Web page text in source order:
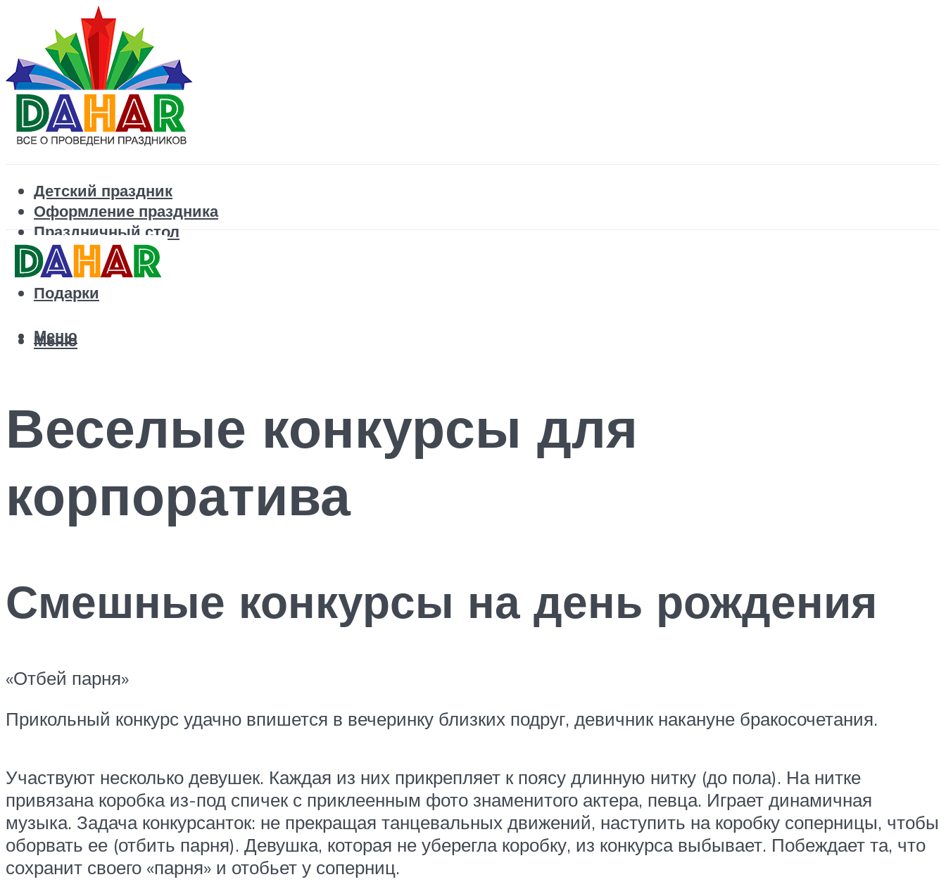
Детский праздник
Оформление праздника
Праздничный стол
Корпоратив
Поздравления
Подарки
Меню
Меню
Веселые конкурсы для
корпоратива
Смешные конкурсы на день рождения
«Отбей парня»
Прикольный конкурс удачно впишется в вечеринку близких подруг, девичник накануне бракосочетания.
Участвуют несколько девушек. Каждая из них прикрепляет к поясу длинную нитку (до пола). На нитке
привязана коробка из-под спичек с приклеенным фото знаменитого актера, певца. Играет динамичная
музыка. Задача конкурсанток: не прекращая танцевальных движений, наступить на коробку соперницы, чтобы
оборвать ее (отбить парня). Девушка, которая не уберегла коробку, из конкурса выбывает. Побеждает та, что
сохранит своего «парня» и отобьет у соперниц.